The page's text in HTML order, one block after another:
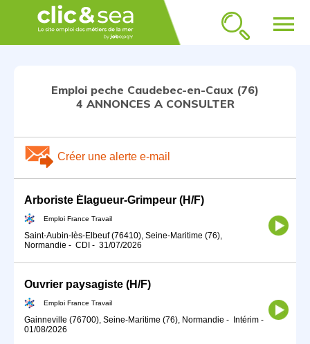
menu
Emploi peche Caudebec-en-Caux (76)
4 ANNONCES A CONSULTER
Créer une alerte e-mail
Arboriste Élagueur-Grimpeur (H/F)
Emploi France Travail
Saint-Aubin-lès-Elbeuf (76410), Seine-Maritime (76),
Normandie - CDI - 31/07/2026
Ouvrier paysagiste (H/F)
Emploi France Travail
Gainneville (76700), Seine-Maritime (76), Normandie - Intérim -
01/08/2026